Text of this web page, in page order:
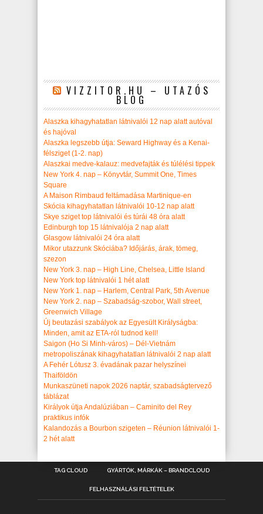
VIZZITOR.HU – UTAZÓS
BLOG
Alaszka kihagyhatatlan látnivalói 12 nap alatt autóval
és hajóval
Alaszka legszebb útja: Seward Highway és a Kenai-
félsziget (1-2. nap)
Alaszkai medve-kalauz: medvefajták és túlélési tippek
New York 4. nap – Könyvtár, Summit One, Times
Square
A Maison Rimbaud feltámadása Martinique-en
Skócia kihagyhatatlan látnivalói 10-12 nap alatt
Skye sziget top látnivalói és túrái 48 óra alatt
Edinburgh top 15 látnivalója 2 nap alatt
Glasgow látnivalói 24 óra alatt
Mikor utazzunk Skóciába? Időjárás, árak, tömeg,
szezon
New York 3. nap – High Line, Chelsea, Little Island
New York top látnivalói 1 hét alatt
New York 1. nap – Harlem, Central Park, 5th Avenue
New York 2. nap – Szabadság-szobor, Wall street,
Greenwich Village
Új beutazási szabályok az Egyesült Királyságba:
Minden, amit az ETA-ról tudnod kell!
Saigon (Ho Si Minh-város) – Dél-Vietnám
metropoliszának kihagyhatatlan látnivalói 2 nap alatt
A Fehér Lótusz 3. évadának pazar helyszínei
Thaiföldön
Munkaszüneti napok 2026 naptár, szabadságtervező
táblázat
Királyok útja Andalúziában – Caminito del Rey
praktikus infók
Kalandozás a Bourbon szigeten – Réunion látnivalói 1-
2 hét alatt
TAG CLOUD GYÁRTÓK, MÁRKÁK – BRANDCLOUD
FELHASZNÁLÁSI FELTÉTELEK